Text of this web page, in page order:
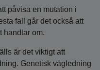
påvisa en mutation i
fall går det också att
handlar om.
är det viktigt att
Genetisk vägledning